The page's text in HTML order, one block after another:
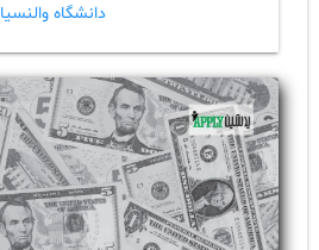
دانشگاه والنسیا